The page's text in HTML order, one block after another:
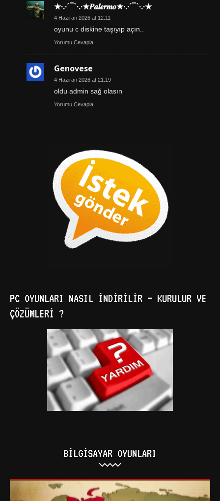
★·.·´¯`·.·★𝑷𝒂𝒍𝒆𝒓𝒎𝒐★·.·´¯`·.·★
4 Haziran 2026 at 12:11
oyunu c diskine taşıyıp açın..
Yorumu Cevapla
Genovese
4 Haziran 2026 at 21:19
oldu admin sağ olasın
Yorumu Cevapla
PC OYUNLARI NASIL İNDIRILIR – KURULUR VE
ÇÖZÜMLERI ?
BILGISAYAR OYUNLARI